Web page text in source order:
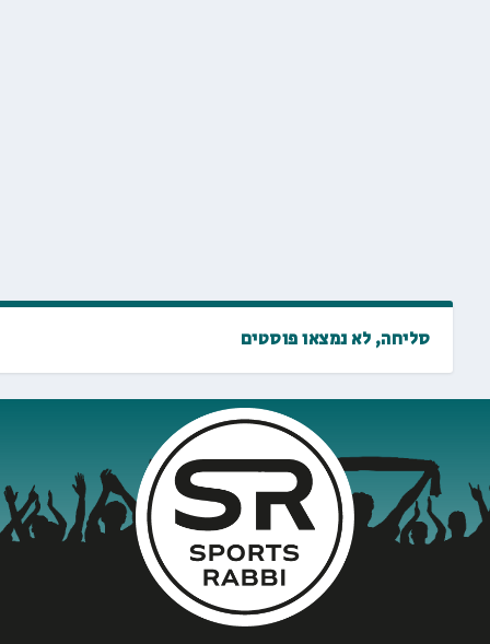
סליחה, לא נמצאו פוסטים